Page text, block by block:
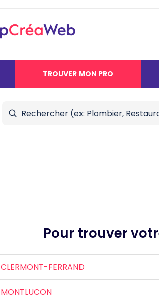
TROUVER MON PRO
Pour trouver
CLERMONT-FERRAND
MONTLUCON